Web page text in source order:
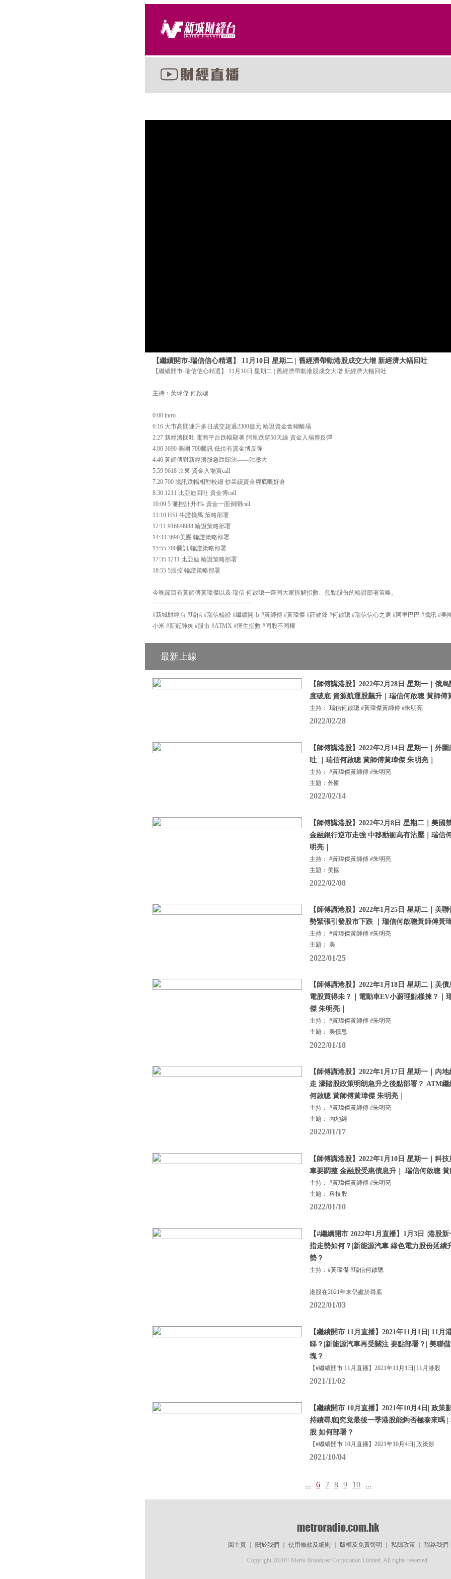
【繼續開市-瑞信信心精選】 11月10日 星期二 | 舊經濟帶動港股成交大增 新經濟大幅回吐
【繼續開市-瑞信信心精選】 11月10日 星期二 | 舊經濟帶動港股成交大增 新經濟大幅回吐
主持：黃瑋傑 何啟聰
0:00 intro
0:16 大市高開連升多日成交超過2300億元 輪證資金食糊離場
2:27 新經濟回吐 電商平台跌幅顯著 阿里跌穿50天線 資金入場博反彈
4:00 3690 美團 700騰訊 低位有資金博反彈
4:40 黃師傅對新經濟股急跌睇法——沽壓大
5:59 9618 京東 資金入場買call
7:20 700 騰訊跌幅相對較細 炒業績資金襯底嘅好倉
8:30 1211 比亞迪回吐 資金博call
10:09 5 滙控計升8% 資金一面倒開call
11:10 HSI 牛證換馬 策略部署
12:11 9168/9988 輪證策略部署
14:33 3690美團 輪證策略部署
15:55 700騰訊 輪證策略部署
17:35 1211 比亞迪 輪證策略部署
18:55 5滙控 輪證策略部署
今晚節目有黃師傅黃瑋傑以及 瑞信 何啟聰一齊同大家拆解指數、焦點股份的輪證部署策略。
============================
#新城財經台 #瑞信 #瑞信輪證 #繼續開市 #黃師傅 #黃瑋傑 #薛健鋒 #何啟聰 #瑞信信心之選 #阿里巴巴 #騰訊 #美
小米 #新冠肺炎 #股市 #ATMX #恆生指數 #同股不同權
最新上線
【師傅講港股】2022年2月28日 星期一｜俄
度破底 資源航運股飆升｜瑞信何啟聰 黃師傅
主持： 瑞信何啟聰 #黃瑋傑黃師傅 #朱明亮
2022/02/28
【師傅講港股】2022年2月14日 星期一｜外
吐 ｜瑞信何啟聰 黃師傅黃瑋傑 朱明亮｜
主持： #黃瑋傑黃師傅 #朱明亮
主題：外圍
2022/02/14
【師傅講港股】2022年2月8日 星期二｜美國
金融銀行逆市走強 中移動衝高有沽壓｜瑞信
明亮｜
主持： #黃瑋傑黃師傅 #朱明亮
主題：美國
2022/02/08
【師傅講港股】2022年1月25日 星期二｜美
勢緊張引發股市下跌 ｜瑞信何啟聰黃師傅黃
主持： #黃瑋傑黃師傅 #朱明亮
主題： 美
2022/01/25
【師傅講港股】2022年1月18日 星期二｜美
電股買得未？｜電動車EV小蔚理點樣揀？｜
傑 朱明亮｜
主持： #黃瑋傑黃師傅 #朱明亮
主題： 美債息
2022/01/18
【師傅講港股】2022年1月17日 星期一｜內
走 濠賭股政策明朗急升之後點部署？ ATM
何啟聰 黃師傅黃瑋傑 朱明亮｜
主持： #黃瑋傑黃師傅 #朱明亮
主題： 內地經
2022/01/17
【師傅講港股】2022年1月10日 星期一｜科
車要調整 金融股受惠債息升｜ 瑞信何啟聰 黃
主持： #黃瑋傑黃師傅 #朱明亮
主題： 科技股
2022/01/10
【#繼續開市 2022年1月直播】1月3日 |港股
指走勢如何？|新能源汽車 綠色電力股份延續
勢？
主持：#黃瑋傑 #瑞信何啟聰
港股在2021年末仍處於尋底
2022/01/03
【繼續開市 11月直播】2021年11月1日| 11月
睇？|新能源汽車再受關注 要點部署？| 美聯
塊？
【#繼續開市 11月直播】2021年11月1日| 11月港股
2021/11/02
【繼續開市 10月直播】2021年10月4日| 政策
持續尋底|究竟最後一季港股能夠否極泰來嗎
股 如何部署？
【#繼續開市 10月直播】2021年10月4日| 政策影
2021/10/04
... 6 7 8 9 10 ...
回主頁｜ 關於我們 使用條款及細則 版權及免責聲明 私隱政策｜ 聯絡我們
Copyright 2020© Metro Broadcast Corporation Limited. All rights reserved.